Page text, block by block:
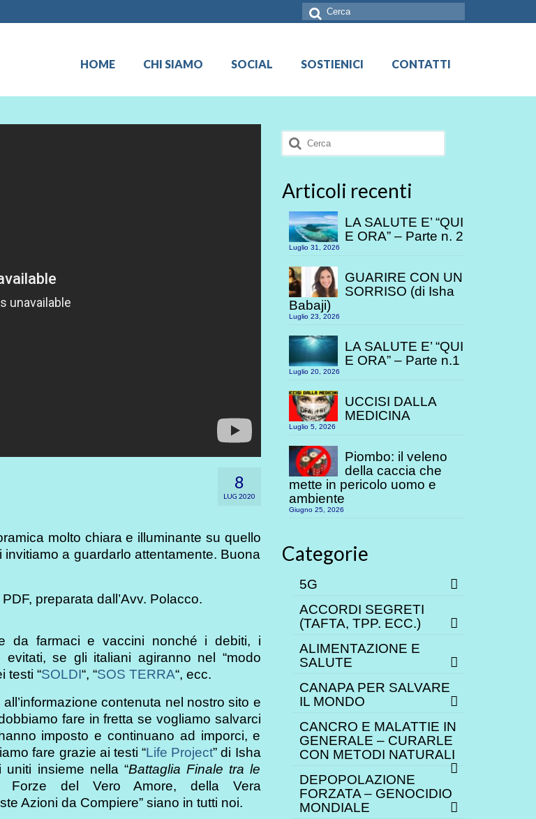
Cerca:
HOME CHI SIAMO SOCIAL SOSTIENICI CONTATTI
8
LUG 2020
molto chiara e illuminante su quello
a guardarlo attentamente. Buona
preparata dall’Avv. Polacco.
da farmaci e vaccini nonché i debiti, i
se gli italiani agiranno nel “modo
testi “SOLDI“, “SOS TERRA“, ecc.
contenuta nel nostro sito e
fare in fretta se vogliamo salvarci
imposto e continuano ad imporci, e
fare grazie ai testi “Life Project” di Isha
uniti insieme nella “Battaglia Finale tra le
del Vero Amore, della Vera
Azioni da Compiere” siano in tutti noi.
Cerca:
Articoli recenti
LA SALUTE E’ “QUI
E ORA” – Parte n. 2
Luglio 31, 2026
GUARIRE CON UN
SORRISO (di Isha
Babaji)
Luglio 23, 2026
LA SALUTE E’ “QUI
E ORA” – Parte n.1
Luglio 20, 2026
UCCISI DALLA
MEDICINA
Luglio 5, 2026
Piombo: il veleno
della caccia che
mette in pericolo uomo e
ambiente
Giugno 25, 2026
Categorie
5G
ACCORDI SEGRETI
(TAFTA, TPP. ECC.)
ALIMENTAZIONE E
SALUTE
CANAPA PER SALVARE
IL MONDO
CANCRO E MALATTIE IN
GENERALE – CURARLE
CON METODI NATURALI
DEPOPOLAZIONE
FORZATA – GENOCIDIO
MONDIALE